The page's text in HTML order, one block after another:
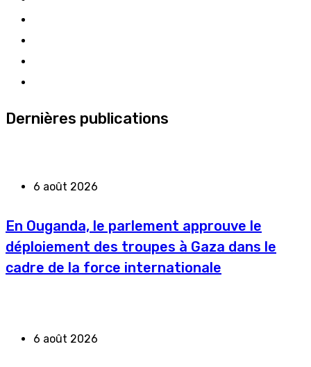
Dernières publications
6 août 2026
En Ouganda, le parlement approuve le
déploiement des troupes à Gaza dans le
cadre de la force internationale
6 août 2026